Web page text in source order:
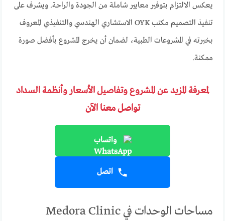
يعكس الالتزام بتوفير معايير شاملة من الجودة والراحة. ويشرف على
تنفيذ التصميم مكتب OYK الاستشاري الهندسي والتنفيذي المعروف
بخبرته في المشروعات الطبية، لضمان أن يخرج المشروع بأفضل صورة
ممكنة.
لمعرفة المزيد عن المشروع وتفاصيل الأسعار وأنظمة السداد
تواصل معنا الآن
واتساب
اتصل
مساحات الوحدات في Medora Clinic